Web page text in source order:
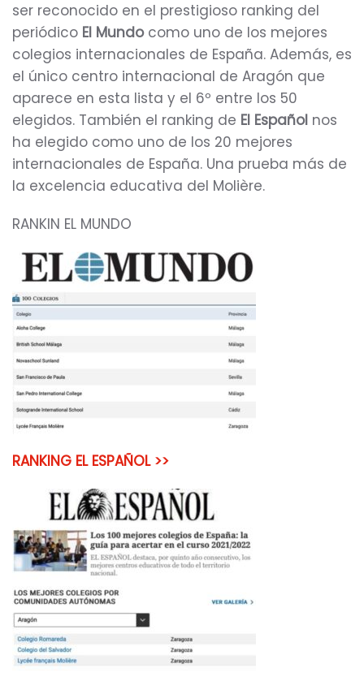
ser reconocido en el prestigioso ranking del
periódico El Mundocomo uno de los mejores
colegios internacionales de España. Además, es
el único centro internacional de Aragón que
aparece en esta lista y el 6º entre los 50
elegidos. También el ranking de El Español nos
ha elegido como uno de los 20 mejores
internacionales de España. Una prueba más de
la excelencia educativa del Molière.
RANKIN EL MUNDO
RANKING EL ESPAÑOL >>